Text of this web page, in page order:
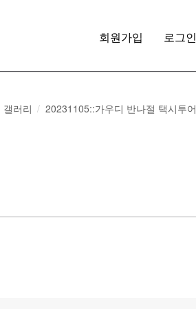
회원가입 로그인
갤러리 20231105::가우디 반나절 택시투어